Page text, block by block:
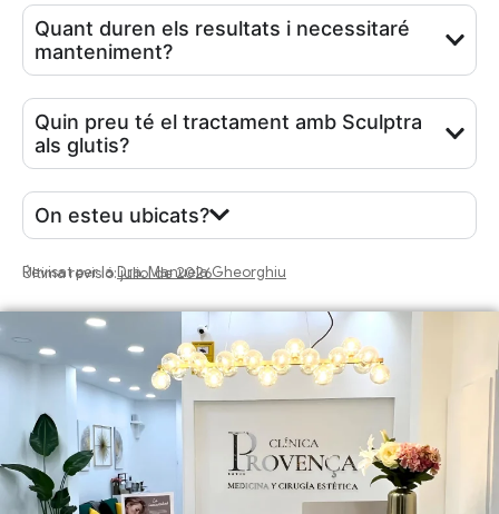
Quant duren els resultats i necessitaré
manteniment?
Quin preu té el tractament amb Sculptra
als glutis?
On esteu ubicats?
Revisat per laDra. Manuela Gheorghiu
Última revisió: juliol de 2026